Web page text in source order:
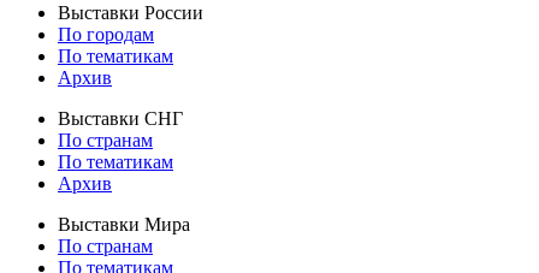
Выставки России
По городам
По тематикам
Архив
Выставки СНГ
По странам
По тематикам
Архив
Выставки Мира
По странам
По тематикам